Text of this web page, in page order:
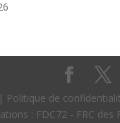
Politique de
: FDC72 - FRC des